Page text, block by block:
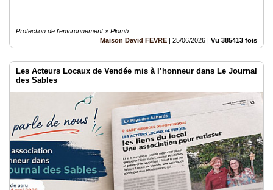
Protection de l'environnement » Plomb
Maison David FEVRE | 25/06/2026 | Vu 385413 fois
Les Acteurs Locaux de Vendée mis à l’honneur dans Le Journal
des Sables